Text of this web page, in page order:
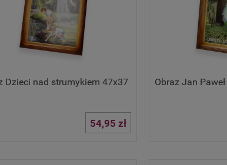
Dzieci nad strumykiem 47x37
54,95 zł
Obraz Jan